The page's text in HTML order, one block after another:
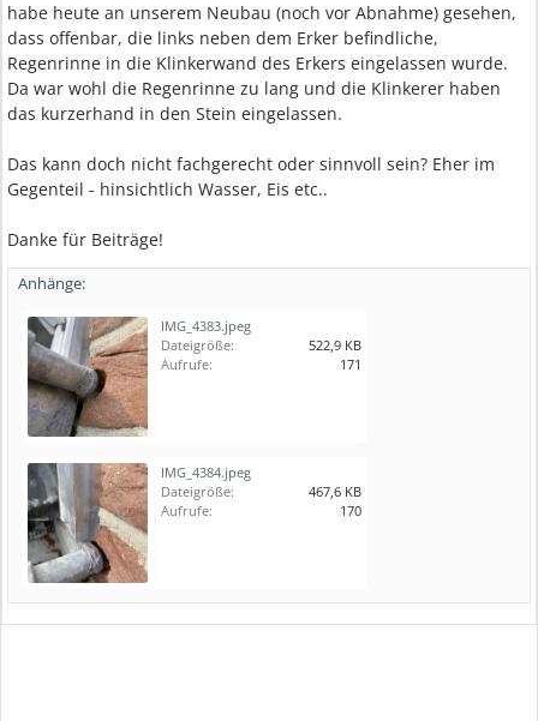
habe heute an unserem Neubau (noch vor Abnahme) gesehen,
dass offenbar, die links neben dem Erker befindliche,
Regenrinne in die Klinkerwand des Erkers eingelassen wurde.
Da war wohl die Regenrinne zu lang und die Klinkerer haben
das kurzerhand in den Stein eingelassen.
Das kann doch nicht fachgerecht oder sinnvoll sein? Eher im
Gegenteil - hinsichtlich Wasser, Eis etc..
Danke für Beiträge!
Anhänge:
IMG_4383.jpeg
Dateigröße:
522,9 KB
Aufrufe:
171
IMG_4384.jpeg
Dateigröße:
467,6 KB
Aufrufe:
170